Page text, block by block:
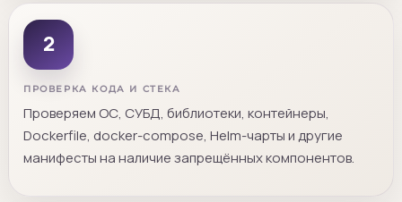
2
ПРОВЕРКА КОДА И СТЕКА
Проверяем ОС, СУБД, библиотеки, контейнеры,
Dockerfile, docker-compose, Helm-чарты и другие
манифесты на наличие запрещённых компонентов.